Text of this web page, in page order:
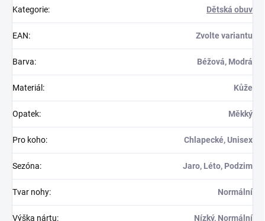
Kategorie: Dětská obuv
EAN: Zvolte variantu
Barva: Béžová, Modrá
Materiál : Kůže
Opatek: Měkký
Pro koho: Chlapecké, Unisex
Sezóna: Jaro, Léto, Podzim
Tvar nohy: Normální
Výška nártu: Nízký, Normální